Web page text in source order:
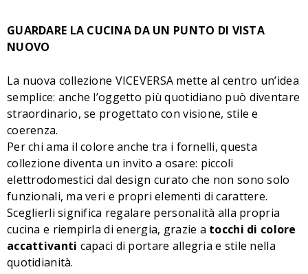
GUARDARE LA CUCINA DA UN PUNTO DI VISTA
NUOVO
La nuova collezione VICEVERSA mette al centro un’idea
semplice: anche l’oggetto più quotidiano può diventare
straordinario, se progettato con visione, stile e
coerenza.
Per chi ama il colore anche tra i fornelli, questa
collezione diventa un invito a osare: piccoli
elettrodomestici dal design curato che non sono solo
funzionali, ma veri e propri elementi di carattere.
Sceglierli significa regalare personalità alla propria
cucina e riempirla di energia, grazie a tocchi di colore
accattivanti capaci di portare allegria e stile nella
quotidianità.